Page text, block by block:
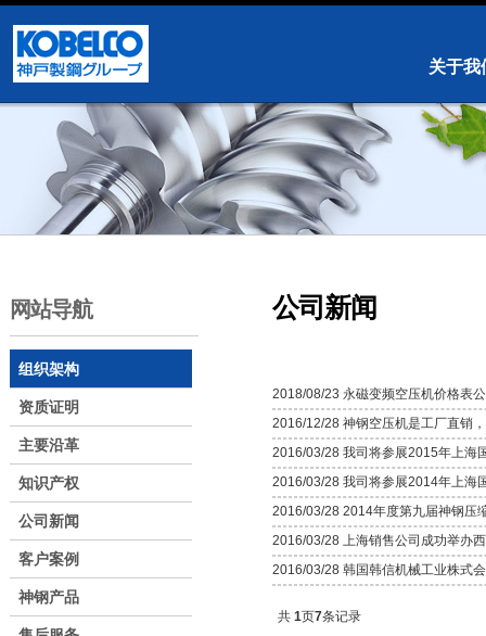
关于我
网站导航
组织架构
资质证明
主要沿革
知识产权
公司新闻
客户案例
神钢产品
公司新闻
2018/08/23 永磁变频空压机价格表
2016/12/28 神钢空压机是工厂直销
2016/03/28 我司将参展2015年上海
2016/03/28 我司将参展2014年上海
2016/03/28 2014年度第九届神钢压
2016/03/28 上海销售公司成功举办
2016/03/28 韩国韩信机械工业株式
共 1页7条记录